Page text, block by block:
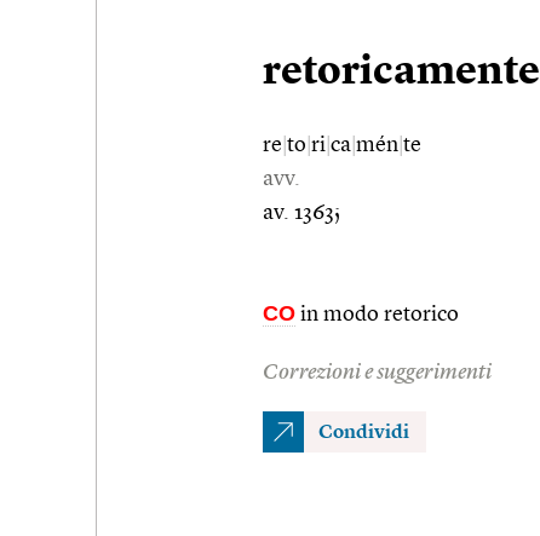
retoricamente
re to ri ca mén te
avv.
av. 1363;
CO in modo retorico
Correzioni e suggerimenti
Condividi